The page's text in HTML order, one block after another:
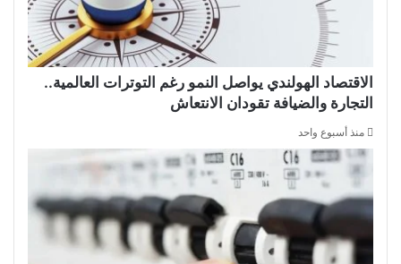
الاقتصاد الهولندي يواصل النمو رغم التوترات العالمية..
التجارة والضيافة تقودان الانتعاش
منذ أسبوع واحد